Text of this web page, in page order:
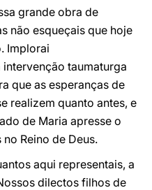
grande obra de
não esqueçais que hoje
Implorai
taumaturga
que as esperanças de
realizem quanto antes, e
de Maria apresse o
Reino de Deus.
aqui representais, a
dilectos filhos de